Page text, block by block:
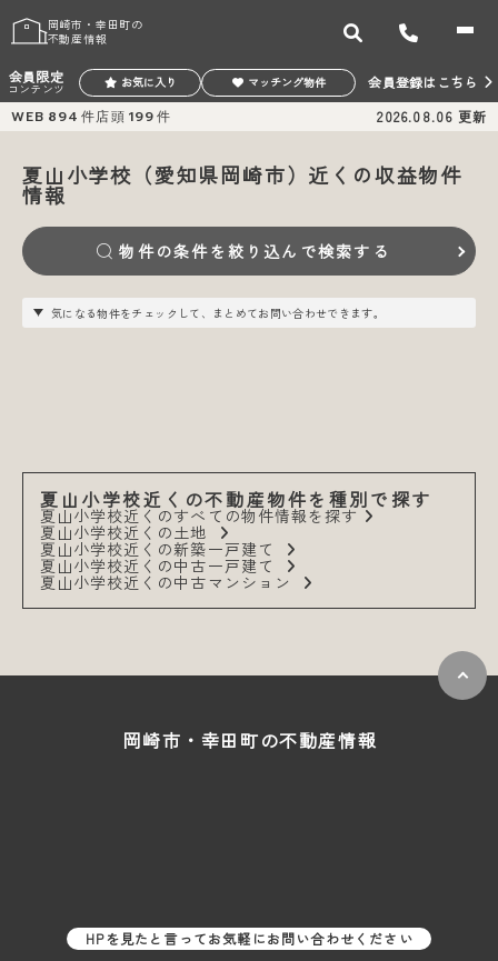
岡崎市・幸田町の
不動産情報
会員限定
コンテンツ お気に入り マッチング物件 会員登録はこちら
WEB 894 件店頭 199件 2026.08.06 更新
夏山小学校（愛知県岡崎市）近くの収益物件
情報
物件の条件を絞り込んで検索する
気になる物件をチェックして、まとめてお問い合わせできます。
夏山小学校近くの不動産物件を種別で探す
夏山小学校近くのすべての物件情報を探す
夏山小学校近くの土地
夏山小学校近くの新築一戸建て
夏山小学校近くの中古一戸建て
夏山小学校近くの中古マンション
岡崎市・幸田町の不動産情報
HPを見たと言ってお気軽にお問い合わせください